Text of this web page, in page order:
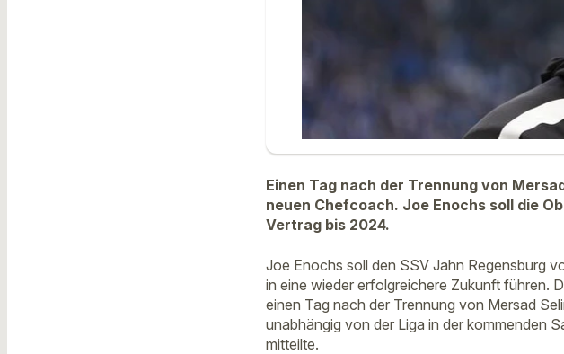
Einen Tag nach der Trennung von
neuen Chefcoach. Joe Enochs soll die
Vertrag bis 2024.
Joe Enochs soll den SSV Jahn Regensburg
in eine wieder erfolgreichere Zukunft führen.
einen Tag nach der Trennung von Mersad
unabhängig von der Liga in der kommenden
mitteilte.